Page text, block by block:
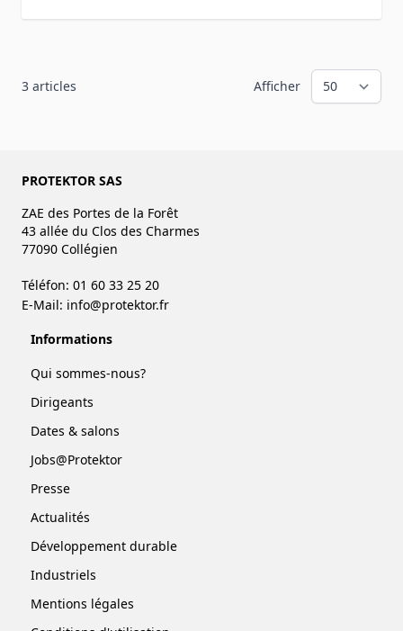
3 articles Afficher
PROTEKTOR SAS
ZAE des Portes de la Forêt
43 allée du Clos des Charmes
77090 Collégien
Téléfon: 01 60 33 25 20
E-Mail: info@protektor.fr
Informations
Qui sommes-nous?
Dirigeants
Dates & salons
Jobs@Protektor
Presse
Actualités
Développement durable
Industriels
Mentions légales